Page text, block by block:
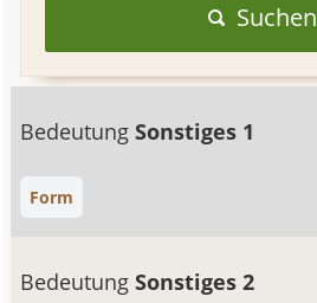
Suchen
BedeutungSonstiges 1
Form
BedeutungSonstiges 2